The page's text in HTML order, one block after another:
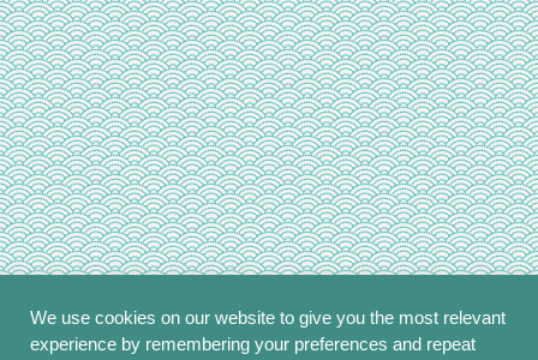
We use cookies on our website to give you the most relevant
experience by remembering your preferences and repeat